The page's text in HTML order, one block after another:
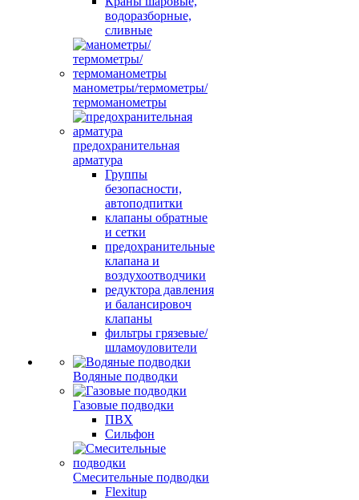
водоразборные,
сливные
манометры/термометры/
термоманометры
предохранительная
арматура
Группы
безопасности,
автоподпитки
клапаны обратные
и сетки
предохранительные
клапана и
воздухоотводчики
редуктора давления
и балансировоч
клапаны
фильтры грязевые/
шламоуловители
Водяные подводки
Газовые подводки
ПВХ
Сильфон
Смесительные подводки
Flexitup